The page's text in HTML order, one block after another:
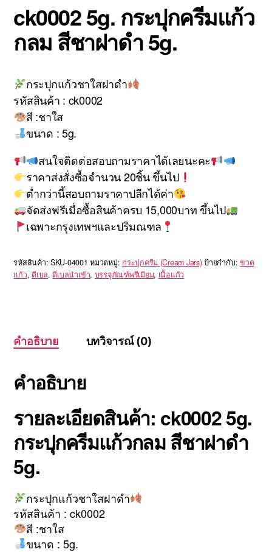
ck0002 5g. กระปุกครีมแก้ว
กลม สีชาฝาดำ 5g.
กระปุกแก้วชาใสฝาดำ
รหัสสินค้า : ck0002
สี :ชาใส
ขนาด : 5g.
สนใจติดต่อสอบถามราคาได้เลยนะคะ
ราคาส่งสั่งซื้อจำนวน 20ชิ้น ขึ้นไป
ต่ำกว่านี้สอบถามราคาปลีกได้ค่า
จัดส่งฟรีเมื่อซื้อสินค้าครบ 15,000บาท ขึ้นไป
เฉพาะกรุงเทพฯและปริมณฑล
รหัสสินค้า: SKU-04001 หมวดหมู่: กระปุกครีม (Cream Jars) ป้ายกำกับ:ขวด
แก้ว,ดีเบล,ดีเบลนำเข้า, บรรจุภัณฑ์พรีเมียม, เนื้อแก้ว
คำอธิบาย บทวิจารณ์ (0)
คำอธิบาย
รายละเอียดสินค้า: ck0002 5g.
กระปุกครีมแก้วกลม สีชาฝาดำ
5g.
กระปุกแก้วชาใสฝาดำ
รหัสสินค้า : ck0002
สี :ชาใส
ขนาด : 5g.